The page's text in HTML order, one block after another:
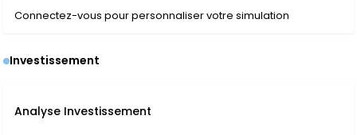
Connectez-vous pour personnaliser votre simulation
Investissement
Analyse Investissement